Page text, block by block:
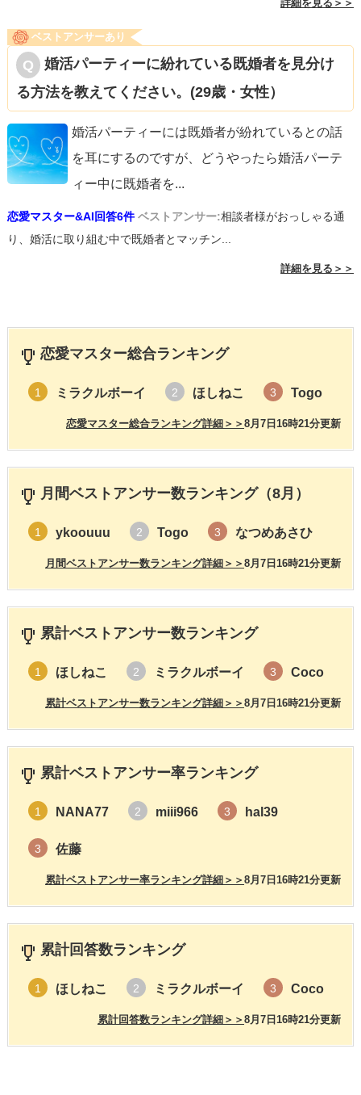
詳細を見る＞＞
ベストアンサーあり
婚活パーティーに紛れている既婚者を見分け
る方法を教えてください。(29歳・女性）
婚活パーティーには既婚者が紛れているとの話
を耳にするのですが、どうやったら婚活パーテ
ィー中に既婚者を...
恋愛マスター&AI回答6件 ベストアンサー:相談者様がおっしゃる通
り、婚活に取り組む中で既婚者とマッチン...
詳細を見る＞＞
恋愛マスター総合ランキング
1 ミラクルボーイ 2 ほしねこ 3 Togo
8月7日16時21分更新
恋愛マスター総合ランキング詳細＞＞
月間ベストアンサー数ランキング（8月）
1 ykoouuu 2 Togo 3 なつめあさひ
8月7日16時21分更新
月間ベストアンサー数ランキング詳細＞＞
累計ベストアンサー数ランキング
1 ほしねこ 2 ミラクルボーイ 3 Coco
8月7日16時21分更新
累計ベストアンサー数ランキング詳細＞＞
累計ベストアンサー率ランキング
1 NANA77 2 miii966 3 hal39
3 佐藤
8月7日16時21分更新
累計ベストアンサー率ランキング詳細＞＞
累計回答数ランキング
1 ほしねこ 2 ミラクルボーイ 3 Coco
8月7日16時21分更新
累計回答数ランキング詳細＞＞